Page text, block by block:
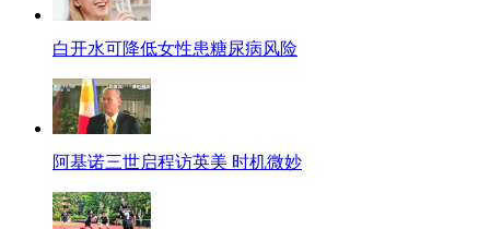
白开水可降低女性患糖尿病风险
阿基诺三世启程访英美 时机微妙